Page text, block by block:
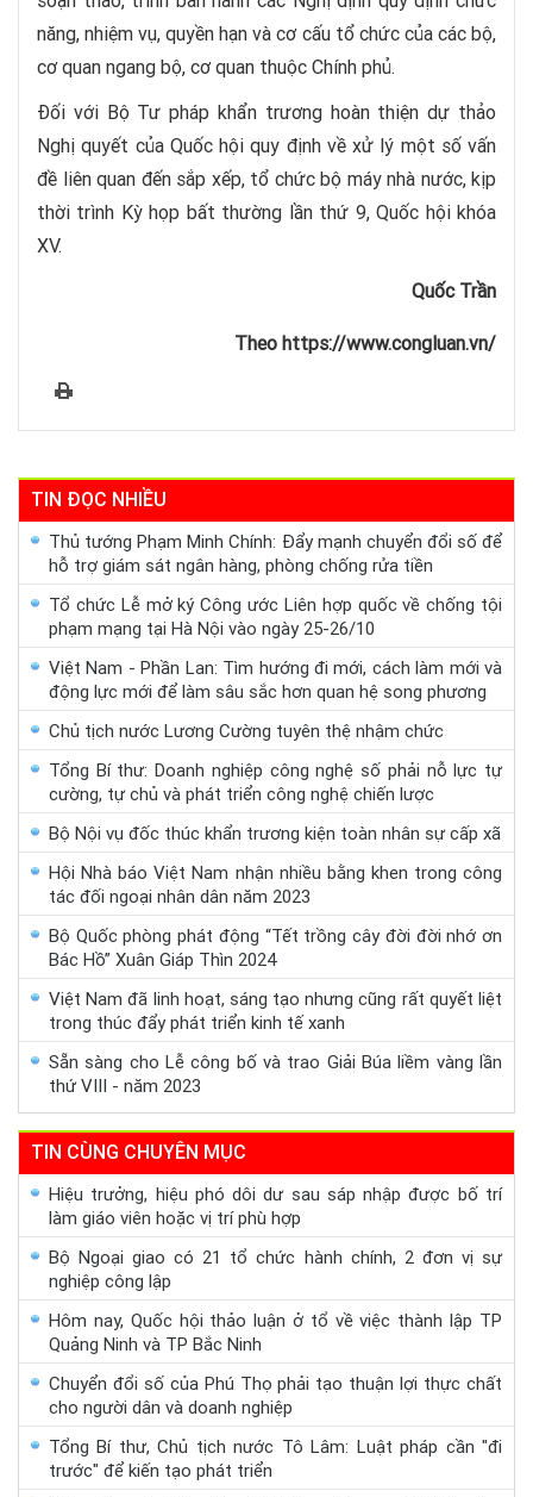
năng, nhiệm vụ, quyền hạn và cơ cấu tổ chức của các bộ,
cơ quan ngang bộ, cơ quan thuộc Chính phủ.
Đối với Bộ Tư pháp khẩn trương hoàn thiện dự thảo
Nghị quyết của Quốc hội quy định về xử lý một số vấn
đề liên quan đến sắp xếp, tổ chức bộ máy nhà nước, kịp
thời trình Kỳ họp bất thường lần thứ 9, Quốc hội khóa
XV.
Quốc Trần
Theo https://www.congluan.vn/
TIN ĐỌC NHIỀU
Thủ tướng Phạm Minh Chính: Đẩy mạnh chuyển đổi số để
hỗ trợ giám sát ngân hàng, phòng chống rửa tiền
Tổ chức Lễ mở ký Công ước Liên hợp quốc về chống tội
phạm mạng tại Hà Nội vào ngày 25-26/10
Việt Nam - Phần Lan: Tìm hướng đi mới, cách làm mới và
động lực mới để làm sâu sắc hơn quan hệ song phương
Chủ tịch nước Lương Cường tuyên thệ nhậm chức
Tổng Bí thư: Doanh nghiệp công nghệ số phải nỗ lực tự
cường, tự chủ và phát triển công nghệ chiến lược
Bộ Nội vụ đốc thúc khẩn trương kiện toàn nhân sự cấp xã
Hội Nhà báo Việt Nam nhận nhiều bằng khen trong công
tác đối ngoại nhân dân năm 2023
Bộ Quốc phòng phát động “Tết trồng cây đời đời nhớ ơn
Bác Hồ” Xuân Giáp Thìn 2024
Việt Nam đã linh hoạt, sáng tạo nhưng cũng rất quyết liệt
trong thúc đẩy phát triển kinh tế xanh
Sẵn sàng cho Lễ công bố và trao Giải Búa liềm vàng lần
thứ VIII - năm 2023
TIN CÙNG CHUYÊN MỤC
Hiệu trưởng, hiệu phó dôi dư sau sáp nhập được bố trí
làm giáo viên hoặc vị trí phù hợp
Bộ Ngoại giao có 21 tổ chức hành chính, 2 đơn vị sự
nghiệp công lập
Hôm nay, Quốc hội thảo luận ở tổ về việc thành lập TP
Quảng Ninh và TP Bắc Ninh
Chuyển đổi số của Phú Thọ phải tạo thuận lợi thực chất
cho người dân và doanh nghiệp
Tổng Bí thư, Chủ tịch nước Tô Lâm: Luật pháp cần "đi
trước" để kiến tạo phát triển